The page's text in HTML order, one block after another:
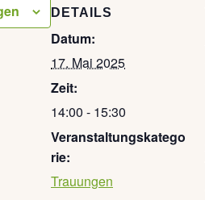
DETAILS
Datum:
17. Mai 2025
Zeit:
14:00 - 15:30
Veranstaltungskatego
rie:
Trauungen